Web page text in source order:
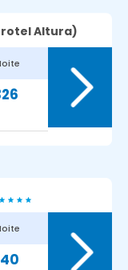
Altura)